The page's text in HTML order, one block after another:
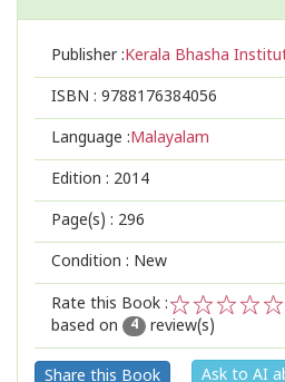
Publisher :Kerala Bhasha
ISBN : 9788176384056
Language :Malayalam
Edition : 2014
Page(s) : 296
Condition : New
Rate this Book :
2
1
based on
4 review(s)
Share this Book Ask to AI